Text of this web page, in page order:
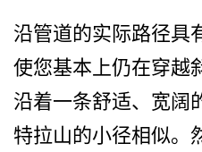
沿管道的实际路径具
使您基本上仍在穿越
沿着一条舒适、宽阔
特拉山的­小径相似。